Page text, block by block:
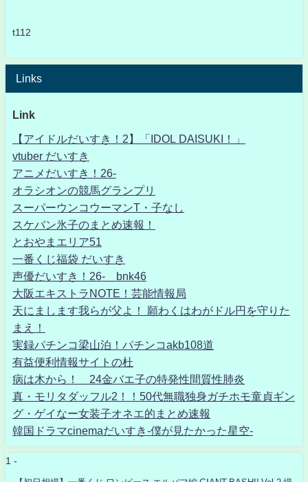
t112
Links
Link
【アイドルだいすき！2】「IDOL DAISUKI！」
vtuber だいすき
アニメだいすき！26-
オラシオンの競馬グランプリ
スーパーウンコウーマンT・子なし
スケバン氷子のまとめ速報！
とおやまエリア51
一番くじ福袋 だいすき
声優だいすき！26- bnk46
大阪エキストラNOTE！芸能情報局
天にまします我らが父よ！ 願わくはわがドル円を守りた
まえ！
実録パチンコ梁山泊！パチンコakb108道
有益便利情報サイトの杜
病は木から！ 24金バエ子の特発性間質性肺炎
真・モリタダッフル2！！50代無職独身ガチホモ童貞ギン
グ・ゲイなー女装子オネエ的まとめ速報
韓国ドラマcinemaだいすき-僕が見たかった星空-
1 -